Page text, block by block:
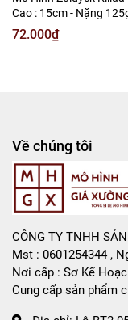
Cao : 15cm - Nặng
72.000₫
Về chúng tôi
CÔNG TY TNHH
Mst : 0601254344 ,
Nơi cấp : Sơ Kế
Cung cấp sản phẩm